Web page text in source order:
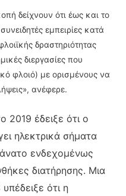
δείχνουν ότι έως και το
εμπειρίες κατά
δραστηριότητας
διεργασίες που
φλοιό) με ορισμένους να
ανέφερε.
2019 έδειξε ότι ο
ηλεκτρικά σήματα
ενδεχομένως
διατήρησης. Μια
ότι η